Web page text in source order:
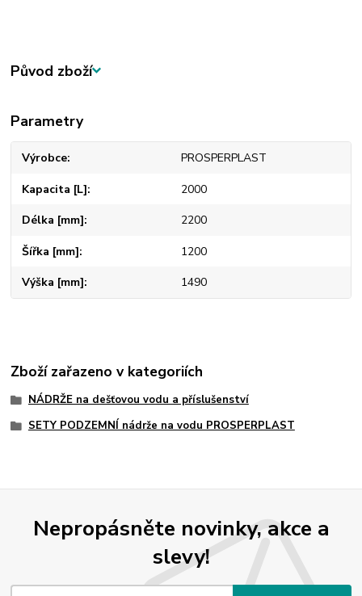
Původ zboží
Parametry
Výrobce PROSPERPLAST
Kapacita [L] 2000
Délka [mm] 2200
Šířka [mm] 1200
Výška [mm] 1490
Zboží zařazeno v kategoriích
NÁDRŽE na dešťovou vodu a příslušenství
SETY PODZEMNÍ nádrže na vodu PROSPERPLAST
Nepropásněte novinky, akce a
slevy!